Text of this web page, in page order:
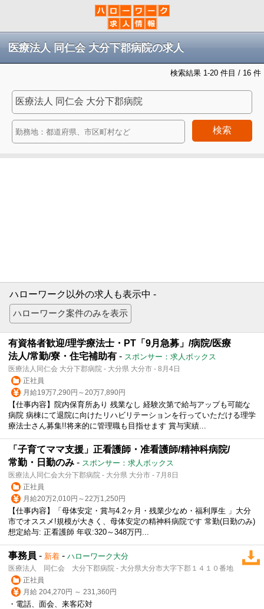
医療法人 同仁会 大分下郡病院の求人
検索結果 1-20 件目 / 16 件
検索
ハローワーク以外の求人も表示中 -
有資格者歓迎/理学療法士・PT「9月急募」/病院/医療
法人/常勤/寮・住宅補助有 - スポンサー：求人ボックス
医療法人同仁会 大分下郡病院 - 大分県 大分市 - 8月4日
正社員
月給19万7,290円～20万7,890円
【仕事内容】院内保育所あり 残業なし 経験次第で給与アップも可能な
病院 病棟にて退院に向けたリハビリテーションを行っていただける理学
療法士さん募集!!将来的に管理職も目指せます 賞与実績...
「子育てママ支援」正看護師・准看護師/精神科病院/
常勤・日勤のみ - スポンサー：求人ボックス
医療法人同仁会大分下郡病院 - 大分県 大分市 - 7月8日
正社員
月給20万2,010円～22万1,250円
【仕事内容】「母体安定・賞与4.2ヶ月・残業少なめ・福利厚生 」大分
市でオススメ!規模が大きく、母体安定の精神科病院です 常勤(日勤のみ)
想定給与: 正看護師 年収:320～348万円...
事務員 - 新着 - ハローワーク大分
医療法人 同仁会 大分下郡病院 - 大分県大分市大字下郡１４１０番地
正社員
月給 204,270円 ～ 231,360円
・電話、面会、来客応対